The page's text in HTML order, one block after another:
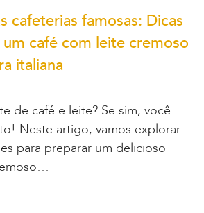
cafeterias famosas: Dicas
café com leite cremoso
italiana
de café e leite? Se sim, você
Neste artigo, vamos explorar
para preparar um delicioso